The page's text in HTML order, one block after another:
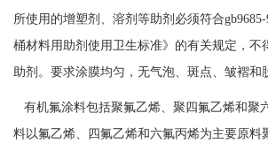
所使用的增塑剂、溶剂等助剂必须符合
桶材料用助剂使用卫生标准》的有关规定，不
助剂。要求涂膜均匀，无气泡、斑点、皱褶和
有机氟涂料包括聚氟乙烯、聚四氟乙烯和聚
料以氟乙烯、四氟乙烯和六氟丙烯为主要原料